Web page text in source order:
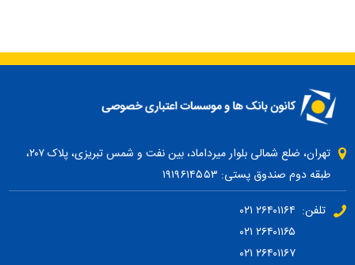
تهران، ضلع شمالی بلوار میرداماد، بین نفت و شمس تبریزی، پلاک ۲۰۷،
طبقه دوم صندوق پستی: ۱۹۱۹۶۱۴۵۵۳
تلفن: ۲۶۴۰۱۱۶۴ ۰۲۱
۲۶۴۰۱۱۶۷ ۰۲۱